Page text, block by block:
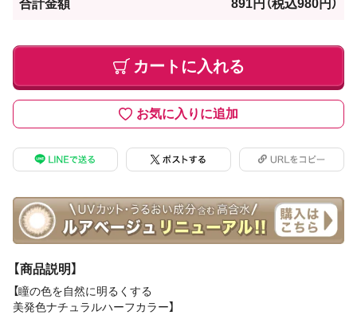
合計金額 891円 （税込980円）
カートに入れる
お気に入りに追加
【商品説明】
【瞳の色を自然に明るくする
美発色ナチュラルハーフカラー】